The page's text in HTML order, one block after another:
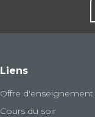
Liens
Offre d'enseignement
Cours du soir